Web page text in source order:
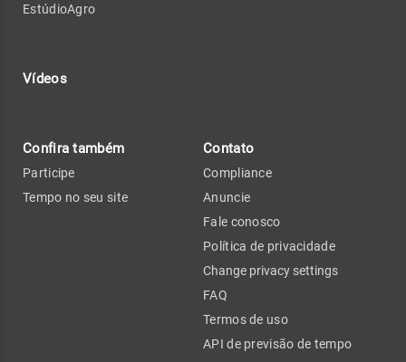
EstúdioAgro
Vídeos
Confira também
Participe
Tempo no seu site
Contato
Compliance
Anuncie
Fale conosco
Política de privacidade
Change privacy settings
FAQ
Termos de uso
API de previsão de tempo